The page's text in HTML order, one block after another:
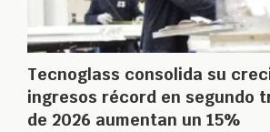
Tecnoglass consolida su
ingresos récord en segundo
de 2026 aumentan un 15%